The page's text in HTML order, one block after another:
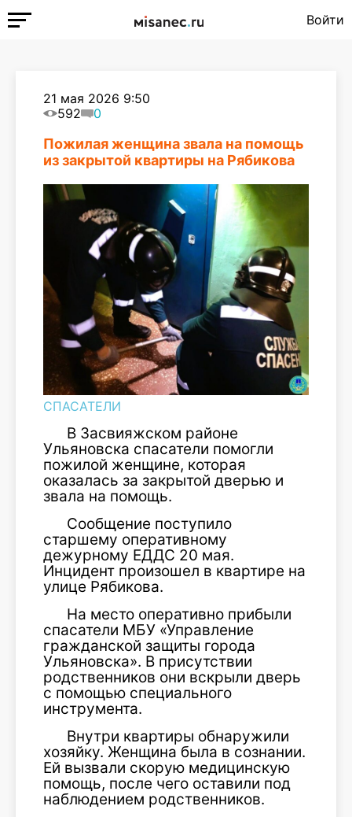
Войти
21 мая 2026 9:50
592
0
Пожилая женщина звала на помощь
из закрытой квартиры на Рябикова
СПАСАТЕЛИ
В Засвияжском районе
Ульяновска спасатели помогли
пожилой женщине, которая
оказалась за закрытой дверью и
звала на помощь.
Сообщение поступило
старшему оперативному
дежурному ЕДДС 20 мая.
Инцидент произошел в квартире на
улице Рябикова.
На место оперативно прибыли
спасатели МБУ «Управление
гражданской защиты города
Ульяновска». В присутствии
родственников они вскрыли дверь
с помощью специального
инструмента.
Внутри квартиры обнаружили
хозяйку. Женщина была в сознании.
Ей вызвали скорую медицинскую
помощь, после чего оставили под
наблюдением родственников.